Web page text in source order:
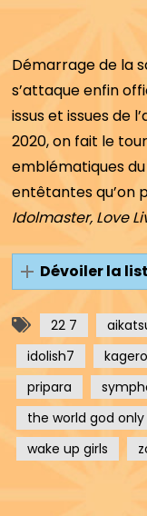
Démarrage de la
s’attaque enfin
issus et issues de
2020, on fait le
emblématiques
entêtantes qu’on
Idolmaster, Love
Dévoiler la
22 7
idolish7
pripara
the world god only
wake up girls